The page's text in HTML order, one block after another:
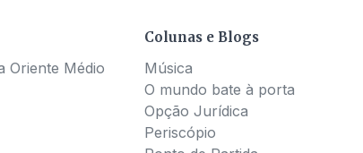
Oriente Médio
Colunas e Blogs
Música
O mundo bate à porta
Opção Jurídica
Periscópio